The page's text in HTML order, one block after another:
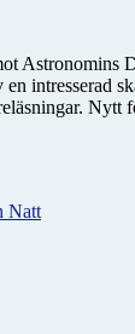
Astronomins
en intresserad
Nytt
Natt